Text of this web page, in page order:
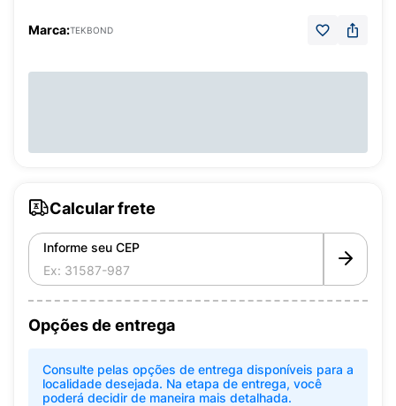
Marca:TEKBOND
Calcular frete
Informe seu CEP
Opções de entrega
Consulte pelas opções de entrega disponíveis para a
localidade desejada. Na etapa de entrega, você
poderá decidir de maneira mais detalhada.